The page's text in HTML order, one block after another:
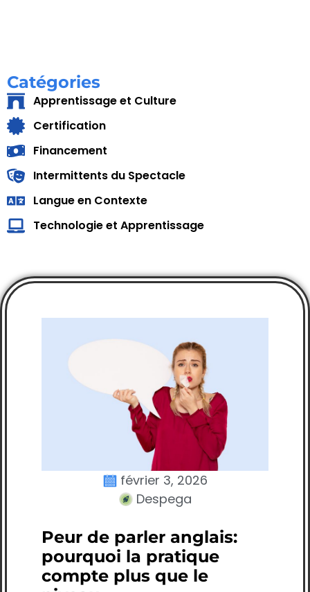
Catégories
Apprentissage et Culture
Certification
Financement
Intermittents du Spectacle
Langue en Contexte
Technologie et Apprentissage
février 3, 2026
Despega
Peur de parler anglais:
pourquoi la pratique
compte plus que le